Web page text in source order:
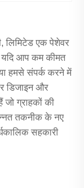
लिमिटेड एक पेशेवर
यदि आप कम कीमत
हमसे संपर्क करने में
डिजाइन और
जो ग्राहकों की
तकनीक के नए
सहकारी